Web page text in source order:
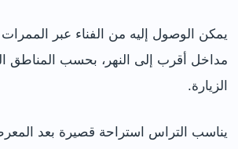
يمكن الوصول إليه من الفناء عبر الممرات
مداخل أقرب إلى النهر، بحسب المناطق
الزيارة.
يناسب التراس استراحة قصيرة بعد